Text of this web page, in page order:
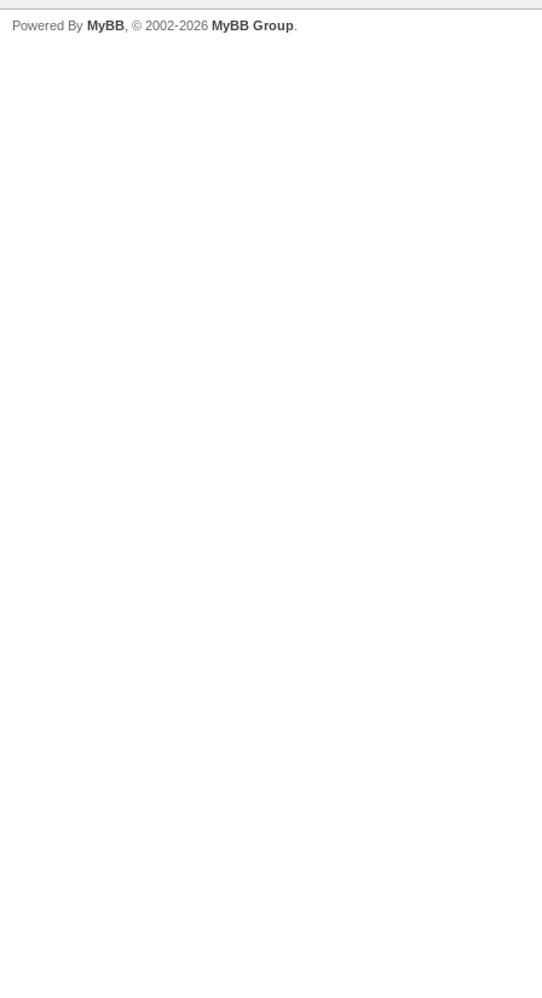
Powered By MyBB , © 2002-2026 MyBB Group